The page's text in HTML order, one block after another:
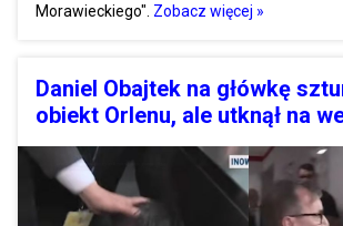
Morawieckiego". Zobacz więcej »
Daniel Obajtek na główkę
obiekt Orlenu, ale utknął na